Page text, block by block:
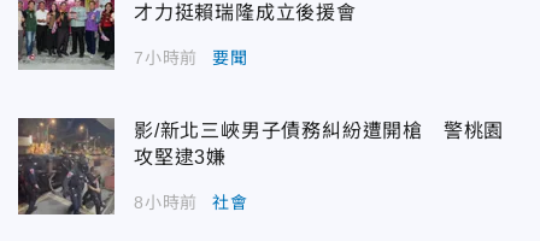
才力挺賴瑞隆成立後援會
7小時前 要聞
影/新北三峽男子債務糾紛遭開槍 警桃園
攻堅逮3嫌
8小時前 社會